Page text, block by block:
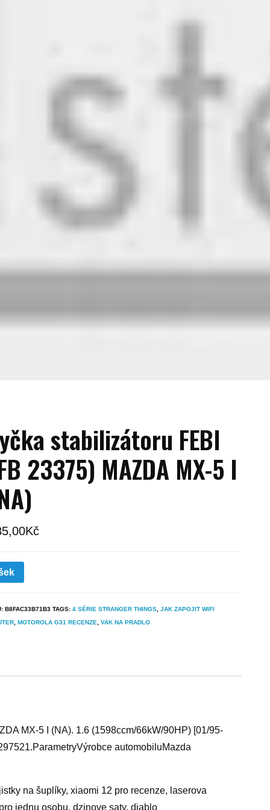
stabilizátoru FEBI
23375) MAZDA MX-5 I
Kč
B8FAC33B71B3 TAGS: 4 SÉRIE STRANGER THINGS, JAK ZAPOJIT WIFI
, MOTOROLA G31 RECENZE, VAK NA PRADLO
MX-5 I (NA). 1.6 (1598ccm/66kW/90HP) [01/95-
automobiluMazda
na šuplíky, xiaomi 12 pro recenze, laserova
jednu osobu, dzinove saty, diablo